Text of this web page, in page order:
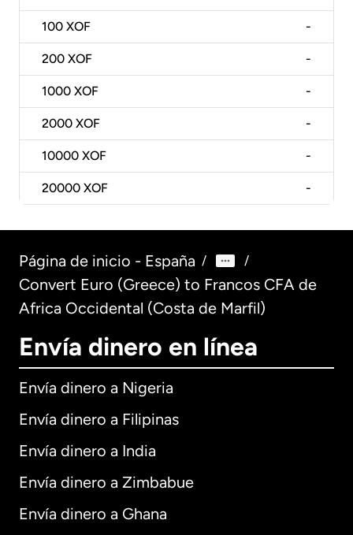
100 XOF -
200 XOF -
1000 XOF -
2000 XOF -
10000 XOF -
20000 XOF -
Página de inicio - España / /
Convert Euro (Greece) to Francos CFA de
Africa Occidental (Costa de Marfil)
Envía dinero en línea
Envía dinero a Nigeria
Envía dinero a Filipinas
Envía dinero a India
Envía dinero a Zimbabue
Envía dinero a Ghana